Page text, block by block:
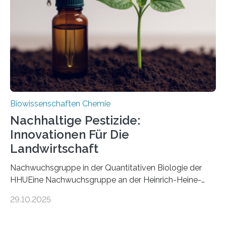
fossile Nachweis einer Stechmückenlarve in Bernstein
stellt gleichzeitig den ersten Fossilfund einer
Mückenlarve aus dem Mesozoikum dar, denn…
Biowissenschaften Chemie
Nachhaltige Pestizide:
Innovationen Für Die
Landwirtschaft
Nachwuchsgruppe in der Quantitativen Biologie der
HHUEine Nachwuchsgruppe an der Heinrich-Heine-
fünf Jahren erforschen, wie Bakterien auf
29.10.2025